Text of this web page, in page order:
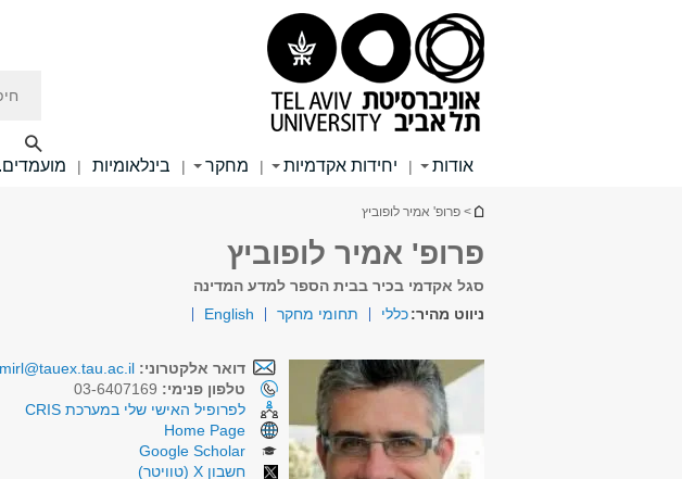
אודות | יחידות אקדמיות | מחקר | בינלאומיות |
הינך נמצא כאן
> פרופ' אמיר לופוביץ
פרופ' אמיר לופוביץ
סגל אקדמי בכיר בבית הספר למדע המדינה
ניווט מהיר:כללי תחומי מחקר English
דואר אלקטרוני:
טלפון פנימי:
לפרופיל האישי שלי במערכת CRIS
Home Page
Google Scholar
חשבון X (טוויטר)